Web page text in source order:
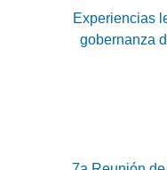
Experiencias
gobernanza